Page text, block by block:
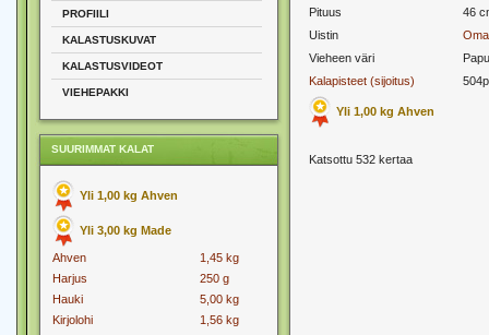
PROFIILI
KALASTUSKUVAT
KALASTUSVIDEOT
VIEHEPAKKI
SUURIMMAT KALAT
Yli 1,00 kg Ahven
Yli 3,00 kg Made
Ahven
1,45 kg
Harjus
250 g
Hauki
5,00 kg
Kirjolohi
1,56 kg
Pituus
46
Uistin
Vieheen väri
Kalapisteet (sijoitus)
Yli 1,00 kg Ahven
Katsottu 532 kertaa